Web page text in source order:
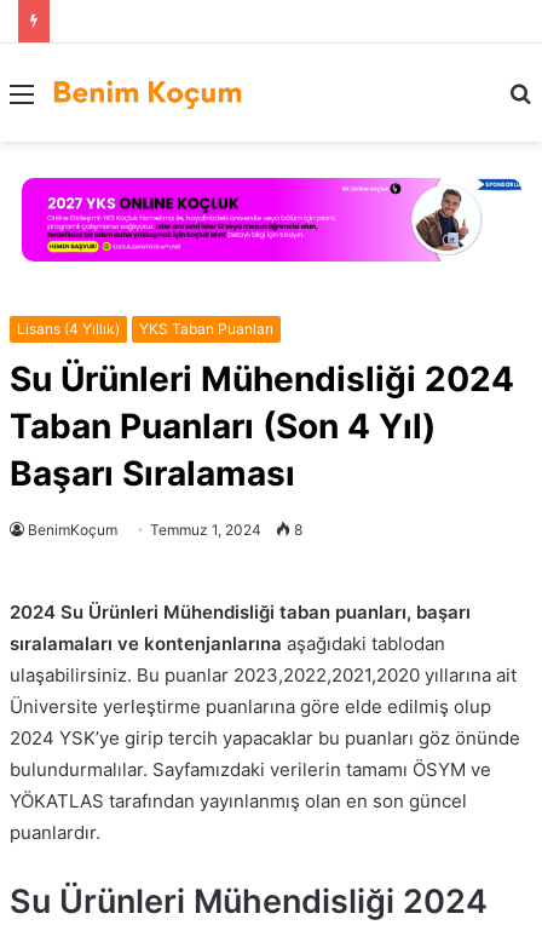
Menü
Lisans (4 Yıllık) YKS Taban Puanları
Su Ürünleri Mühendisliği 2024
Taban Puanları (Son 4 Yıl)
Başarı Sıralaması
BenimKoçum Temmuz 1, 2024 8
2024 Su Ürünleri Mühendisliği taban puanları, başarı
sıralamaları ve kontenjanlarına aşağıdaki tablodan
ulaşabilirsiniz. Bu puanlar 2023,2022,2021,2020 yıllarına ait
Üniversite yerleştirme puanlarına göre elde edilmiş olup
2024 YSK’ye girip tercih yapacaklar bu puanları göz önünde
bulundurmalılar. Sayfamızdaki verilerin tamamı ÖSYM ve
YÖKATLAS tarafından yayınlanmış olan en son güncel
puanlardır.
Su Ürünleri Mühendisliği 2024